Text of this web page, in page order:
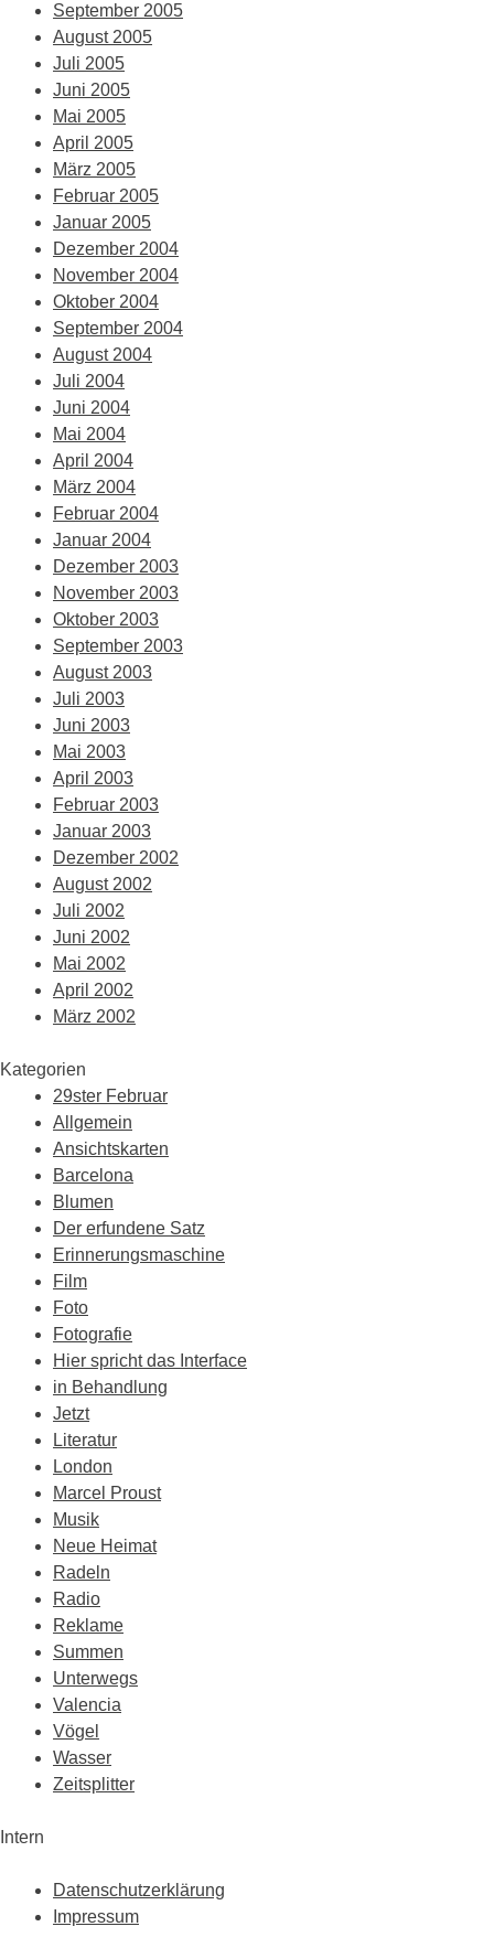
September 2005
August 2005
Juli 2005
Juni 2005
Mai 2005
April 2005
März 2005
Februar 2005
Januar 2005
Dezember 2004
November 2004
Oktober 2004
September 2004
August 2004
Juli 2004
Juni 2004
Mai 2004
April 2004
März 2004
Februar 2004
Januar 2004
Dezember 2003
November 2003
Oktober 2003
September 2003
August 2003
Juli 2003
Juni 2003
Mai 2003
April 2003
Februar 2003
Januar 2003
Dezember 2002
August 2002
Juli 2002
Juni 2002
Mai 2002
April 2002
März 2002
Kategorien
29ster Februar
Allgemein
Ansichtskarten
Barcelona
Blumen
Der erfundene Satz
Erinnerungsmaschine
Film
Foto
Fotografie
Hier spricht das Interface
in Behandlung
Jetzt
Literatur
London
Marcel Proust
Musik
Neue Heimat
Radeln
Radio
Reklame
Summen
Unterwegs
Valencia
Vögel
Wasser
Zeitsplitter
Intern
Datenschutzerklärung
Impressum